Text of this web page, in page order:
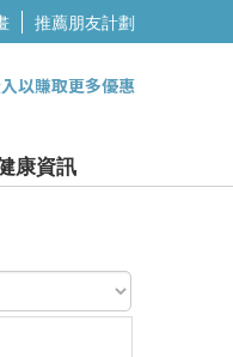
推薦朋友計劃
以賺取更多優惠
康資訊